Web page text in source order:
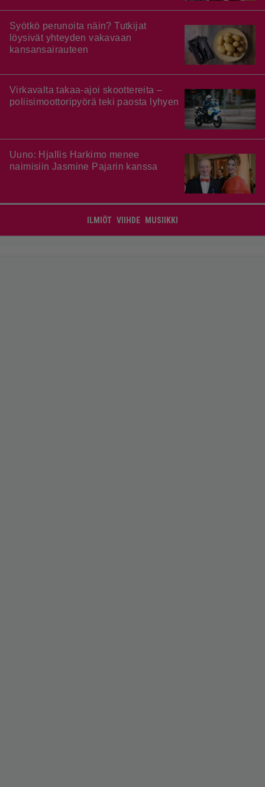
Syötkö perunoita näin? Tutkijat
löysivät yhteyden vakavaan
kansansairauteen
Virkavalta takaa-ajoi skoottereita –
poliisimoottoripyörä teki paosta lyhyen
Uuno: Hjallis Harkimo menee
naimisiin Jasmine Pajarin kanssa
ILMIÖT VIIHDE MUSIIKKI